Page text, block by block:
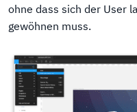
ohne dass sich der User
gewöhnen muss.